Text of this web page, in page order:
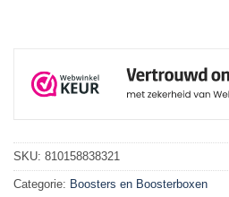
SKU: 810158838321
Categorie: Boosters en Boosterboxen